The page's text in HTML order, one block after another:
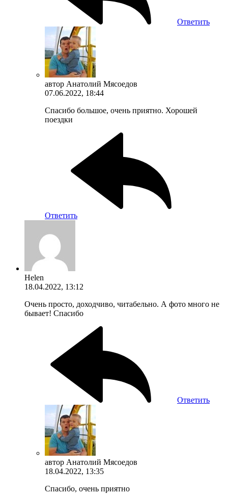
Ответить
автор Анатолий Мясоедов
07.06.2022, 18:44
Спасибо большое, очень приятно. Хорошей
поездки
Ответить
Helen
18.04.2022, 13:12
Очень просто, доходчиво, читабельно. А фото много не
бывает! Спасибо
Ответить
автор Анатолий Мясоедов
18.04.2022, 13:35
Спасибо, очень приятно